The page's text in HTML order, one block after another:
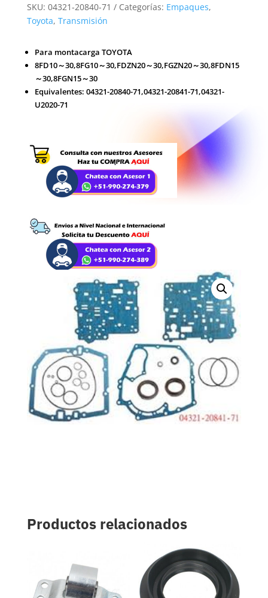
SKU: 04321-20840-71 Categorías: Empaques,
Toyota, Transmisión
Para montacarga TOYOTA
8FD10～30,8FG10～30,FDZN20～30,FGZN20～30,8FDN15
～30,8FGN15～30
Equivalentes: 04321-20840-71,04321-20841-71,04321-
U2020-71
Productos relacionados